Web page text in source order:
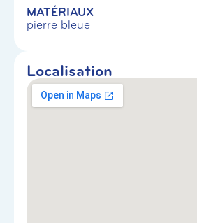
MATÉRIAUX
pierre bleue
Localisation